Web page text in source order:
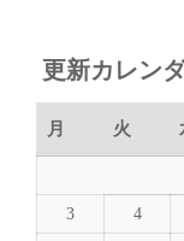
更新カレン
月 火
3 4